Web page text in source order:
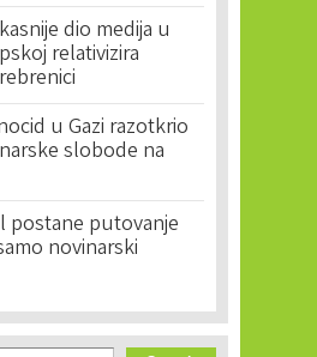
dio medija u
relativizira
u Gazi razotkrio
slobode na
postane putovanje
novinarski